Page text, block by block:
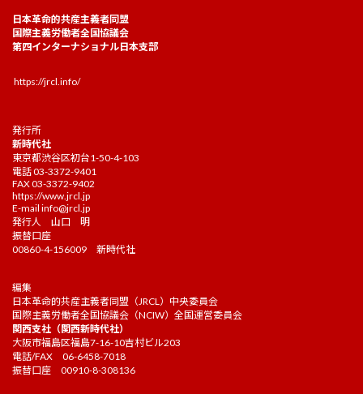
日本革命的共産主義者同盟
国際主義労働者全国協議会
第四インターナショナル日本支部
https://jrcl.info/
発行所
新時代社
東京都渋谷区初台1-50-4-103
電話 03-3372-9401
FAX 03-3372-9402
https://www.jrcl.jp
E-mail info@jrcl.jp
発行人 山口 明
振替口座
00860-4-156009 新時代社
編集
日本革命的共産主義者同盟（JRCL）中央委員会
国際主義労働者全国協議会（NCIW）全国運営委員会
関西支社（関西新時代社）
大阪市福島区福島7-16-10吉村ビル203
電話/FAX 06-6458-7018
振替口座 00910-8-308136